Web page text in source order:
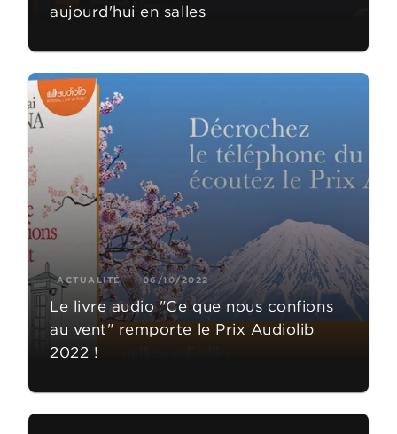
aujourd'hui en salles
ACTUALITÉ 06/10/2022
Le livre audio "Ce que nous confions
au vent" remporte le Prix Audiolib
2022 !